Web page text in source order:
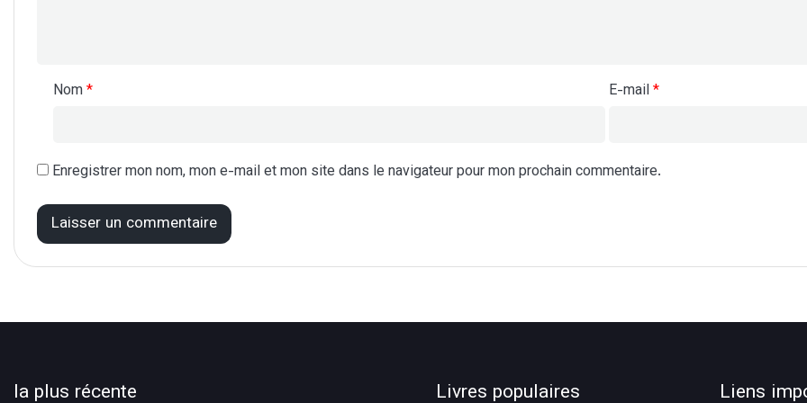
Nom* E-mail*
Enregistrer mon nom, mon e-mail et mon site dans le navigateur pour mon prochain commentaire.
la plus récente Livres populaires Liens